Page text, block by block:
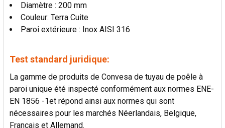
Diamètre : 200 mm
Couleur: Terra Cuite
Paroi extérieure : Inox AISI 316
Test standard juridique:
La gamme de produits de Convesa de tuyau de poêle à
paroi unique été inspecté conformément aux normes ENE-
EN 1856 -1et répond ainsi aux normes qui sont
nécessaires pour les marchés Néerlandais, Belgique,
Français et Allemand.